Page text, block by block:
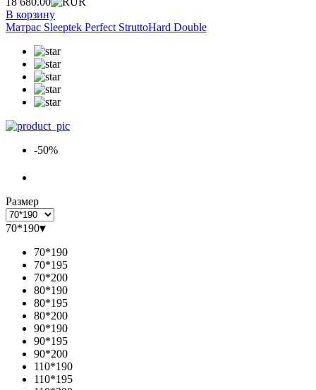
В корзину
Матрас Sleeptek Perfect StruttoHard Double
-50%
Размер
70*190▾
70*190
70*195
70*200
80*190
80*195
80*200
90*190
90*195
90*200
110*190
110*195